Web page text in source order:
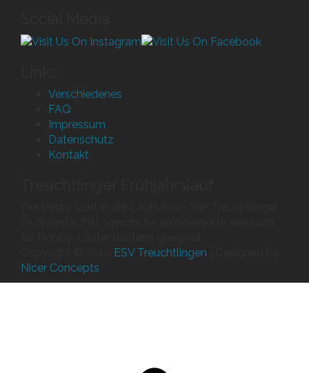
Verschiedenes
FAQ
Impressum
Datenschutz
Kontakt
ESV Treuchtlingen
Nicer Concepts